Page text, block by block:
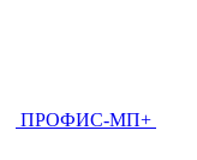
ПРОФИС-МП+